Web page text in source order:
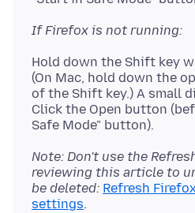
If Firefox is not running:
Hold down the Shift key
(On Mac, hold down the
of the Shift key.) A small
Click the Open button
Note: Don't use the
reviewing this article to
be deleted: Refresh
settings